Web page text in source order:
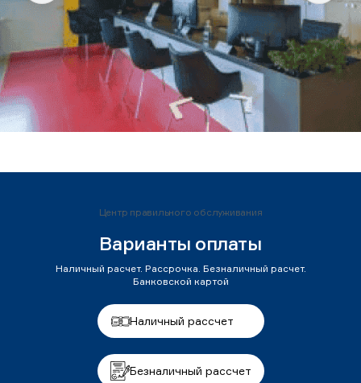
Центр правильного обслуживания
Варианты оплаты
Наличный расчет. Рассрочка. Безналичный расчет.
Банковской картой
Наличный рассчет
Безналичный рассчет